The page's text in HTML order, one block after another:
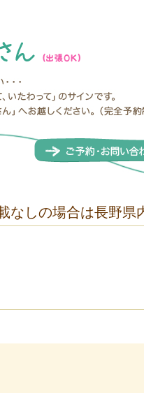
なしの場合は長野県